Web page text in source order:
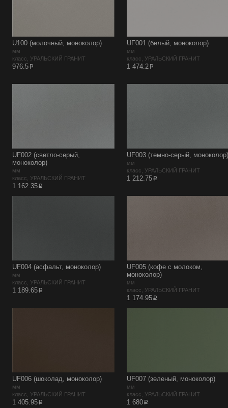
U100 (молочный, моноколор)
мм
класс, УРАЛЬСКИЙ ГРАНИТ
976.5p
UF001 (белый, моноколор)
мм
класс, УРАЛЬСКИЙ ГРАНИТ
1 474.2p
UF002 (светло-серый,
моноколор)
мм
класс, УРАЛЬСКИЙ ГРАНИТ
1 162.35p
UF003 (темно-серый, моноколор)
мм
класс, УРАЛЬСКИЙ ГРАНИТ
1 212.75p
UF004 (асфальт, моноколор)
мм
класс, УРАЛЬСКИЙ ГРАНИТ
1 189.65p
UF005 (кофе с молоком,
моноколор)
мм
класс, УРАЛЬСКИЙ ГРАНИТ
1 174.95p
UF006 (шоколад, моноколор)
мм
класс, УРАЛЬСКИЙ ГРАНИТ
1 405.95p
UF007 (зеленый, моноколор)
мм
класс, УРАЛЬСКИЙ ГРАНИТ
1 680p